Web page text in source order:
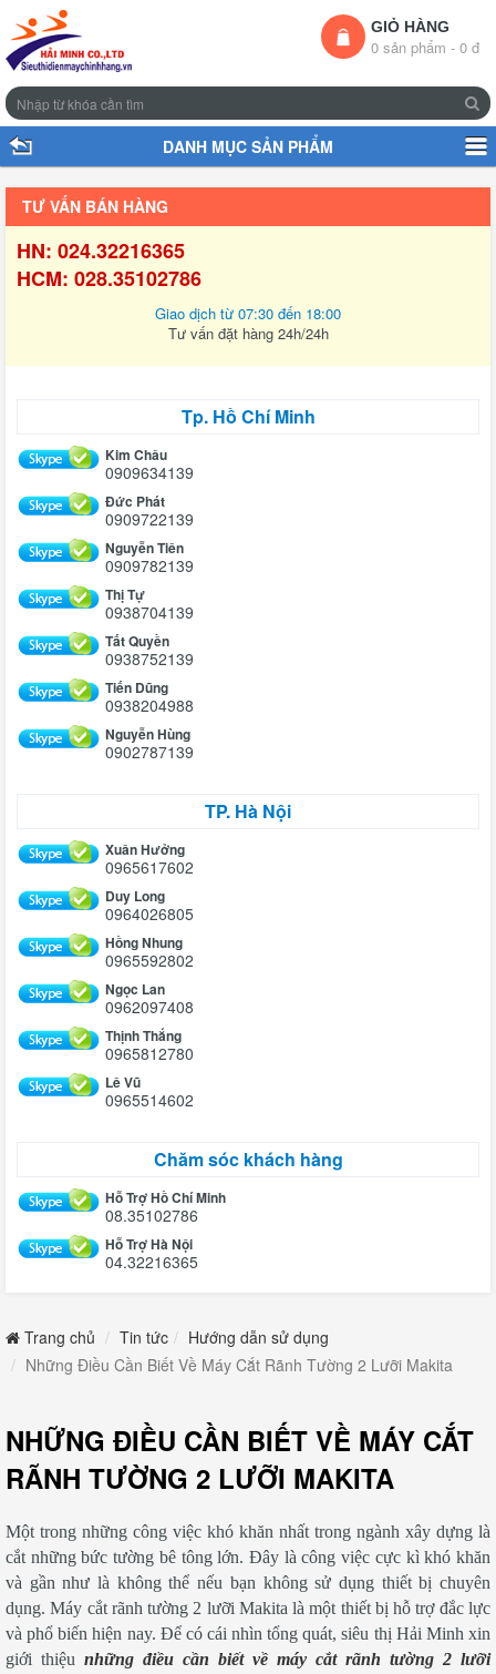
GIỎ HÀNG
0 sản phẩm - 0 đ
DANH MỤC SẢN PHẨM
TƯ VẤN BÁN HÀNG
HN: 024.32216365
HCM: 028.35102786
Giao dịch từ 07:30 đến 18:00
Tư vấn đặt hàng 24h/24h
Tp. Hồ Chí Minh
Kim Châu
0909634139
Đức Phát
0909722139
Nguyễn Tiên
0909782139
Thị Tự
0938704139
Tất Quyền
0938752139
Tiến Dũng
0938204988
Nguyễn Hùng
0902787139
TP. Hà Nội
Xuân Hưởng
0965617602
Duy Long
0964026805
Hồng Nhung
0965592802
Ngọc Lan
0962097408
Thịnh Thắng
0965812780
Lê Vũ
0965514602
Chăm sóc khách hàng
Hỗ Trợ Hồ Chí Minh
08.35102786
Hỗ Trợ Hà Nội
04.32216365
Trang chủ Tin tức
Hướng dẫn sử dụng
Những Điều Cần Biết Về Máy Cắt Rãnh Tường 2 Lưỡi Makita
NHỮNG ĐIỀU CẦN BIẾT VỀ MÁY CẮT
RÃNH TƯỜNG 2 LƯỠI MAKITA
Một trong những công việc khó khăn nhất trong ngành xây dựng là
cắt những bức tường bê tông lớn. Đây là công việc cực kì khó khăn
và gần như là không thể nếu bạn không sử dụng thiết bị chuyên
dụng. Máy cắt rãnh tường 2 lưỡi Makita là một thiết bị hỗ trợ đắc lực
và phổ biến hiện nay. Để có cái nhìn tổng quát, siêu thị Hải Minh xin
giới thiệu những điều cần biết về máy cắt rãnh tường 2 lưỡi